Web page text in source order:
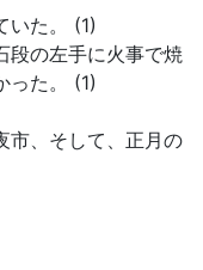
いた。 (1)
段の左手に火事で焼
った。 (1)
市、そして、正月の